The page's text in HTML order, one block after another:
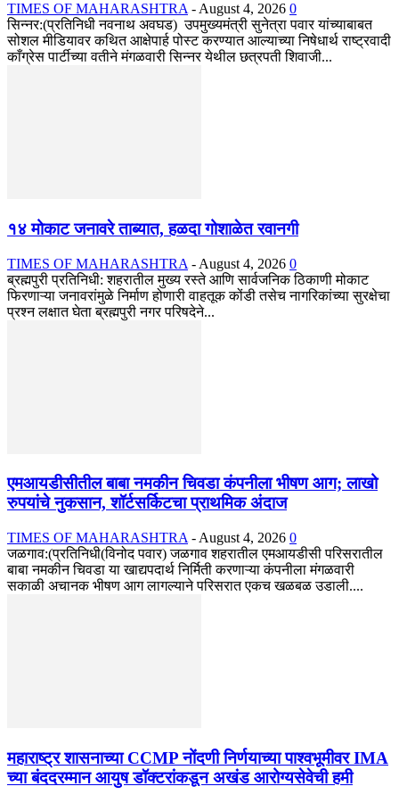
TIMES OF MAHARASHTRA - August 4, 2026 0
सिन्नर:(प्रतिनिधी नवनाथ अवघड) उपमुख्यमंत्री सुनेत्रा पवार यांच्याबाबत
सोशल मीडियावर कथित आक्षेपार्ह पोस्ट करण्यात आल्याच्या निषेधार्थ राष्ट्रवादी
काँग्रेस पार्टीच्या वतीने मंगळवारी सिन्नर येथील छत्रपती शिवाजी...
१४ मोकाट जनावरे ताब्यात, हळदा गोशाळेत रवानगी
TIMES OF MAHARASHTRA - August 4, 2026 0
ब्रह्मपुरी प्रतिनिधी: शहरातील मुख्य रस्ते आणि सार्वजनिक ठिकाणी मोकाट
फिरणाऱ्या जनावरांमुळे निर्माण होणारी वाहतूक कोंडी तसेच नागरिकांच्या सुरक्षेचा
प्रश्न लक्षात घेता ब्रह्मपुरी नगर परिषदेने...
एमआयडीसीतील बाबा नमकीन चिवडा कंपनीला भीषण आग; लाखो
रुपयांचे नुकसान, शॉर्टसर्किटचा प्राथमिक अंदाज
TIMES OF MAHARASHTRA - August 4, 2026 0
जळगाव:(प्रतिनिधी(विनोद पवार) जळगाव शहरातील एमआयडीसी परिसरातील
बाबा नमकीन चिवडा या खाद्यपदार्थ निर्मिती करणाऱ्या कंपनीला मंगळवारी
सकाळी अचानक भीषण आग लागल्याने परिसरात एकच खळबळ उडाली....
महाराष्ट्र शासनाच्या CCMP नोंदणी निर्णयाच्या पाश्वभूमीवर IMA
च्या बंददरम्मान आयुष डॉक्टरांकडून अखंड आरोग्यसेवेची हमी